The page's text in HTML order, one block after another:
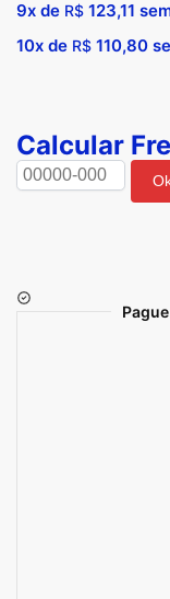
9x de R$ 123,11
10x de R$ 110,80
Calcular